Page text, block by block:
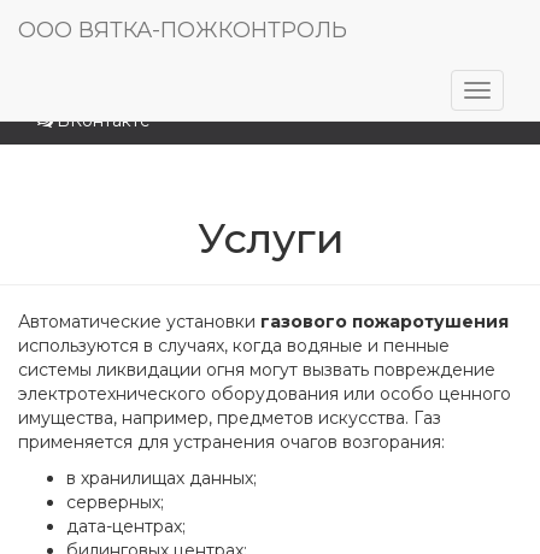
8-8332-44-21-66
ВКонтакте
ООО ВЯТКА-ПОЖКОНТРОЛЬ
Услуги
Автоматические установки газового пожаротушения
используются в случаях, когда водяные и пенные
системы ликвидации огня могут вызвать повреждение
электротехнического оборудования или особо ценного
имущества, например, предметов искусства. Газ
применяется для устранения очагов возгорания:
в хранилищах данных;
серверных;
дата-центрах;